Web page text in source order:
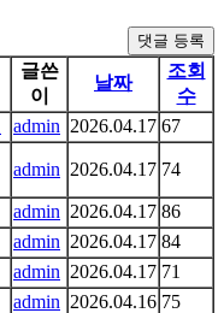
댓글 등록
글쓴
이
날짜
조회
수
admin 2026.04.17 67
admin 2026.04.17 74
admin 2026.04.17 86
admin 2026.04.17 84
admin 2026.04.17 71
admin 2026.04.16 75